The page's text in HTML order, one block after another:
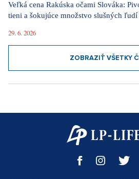
Veľká cena Rakúska očami Slováka:
tieni a šokujúce množstvo slušných ľudí
29. 6. 2026
ZOBRAZIŤ VŠETKY